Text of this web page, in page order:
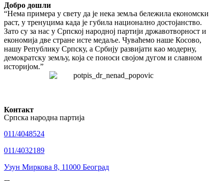
Добро дошли
“Нема примера у свету да је нека земља бележила економски
раст, у тренуцима када је губила национално достојанство.
Зато су за нас у Српској народној партији државотворност и
економија две стране исте медаље. Чуваћемо наше Косово,
нашу Републику Српску, а Србију развијати као модерну,
демократску земљу, која се поноси својом дугом и славном
историјом.”
Контакт
Српска народна партија
011/4048524
011/4032189
Узун Миркова 8, 11000 Београд